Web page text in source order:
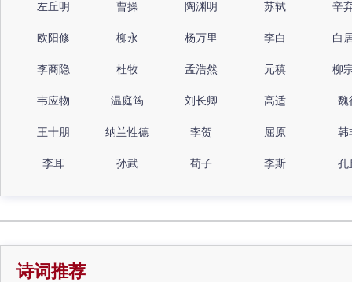
左丘明 曹操 陶渊明 苏轼 辛
欧阳修 柳永 杨万里 李白 白
李商隐 杜牧 孟浩然 元稹 柳
韦应物 温庭筠 刘长卿 高适 魏
王十朋 纳兰性德 李贺 屈原 韩
李耳 孙武 荀子 李斯 孔
诗词推荐